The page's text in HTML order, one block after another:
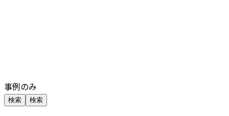
事例のみ
検索 検索